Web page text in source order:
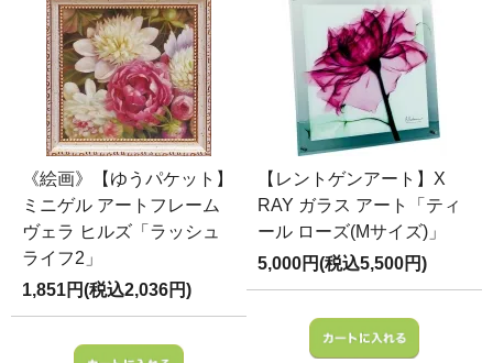
《絵画》【ゆうパケット】
ミニゲル アートフレーム
ヴェラ ヒルズ「ラッシュ
ライフ2」
1,851円(税込2,036円)
【レントゲンアート】X
RAY ガラス アート「ティ
ール ローズ(Mサイズ)」
5,000円(税込5,500円)